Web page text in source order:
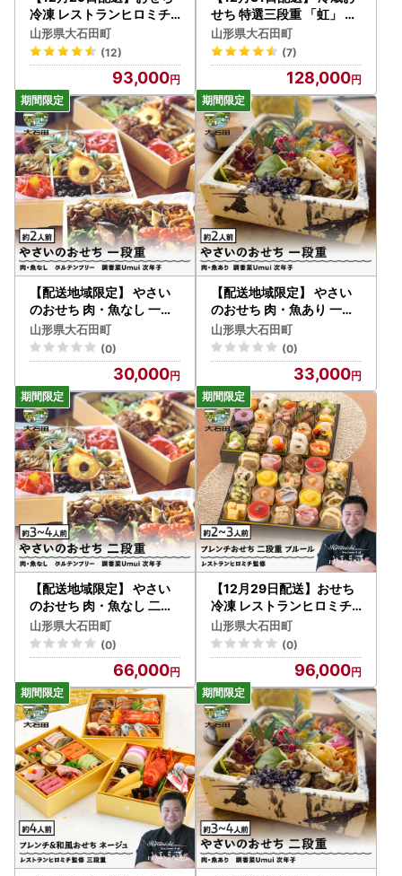
冷凍 レストランヒロミチ
監修 フレンチおせち ソレ
イユ 23品目 【大石田町発
足70周年記念】 rh-ocftx
山形県大石田町
(12)
93,000
せち 特選三段重 「虹」 約
3~4人前 40品目 aa-oclz
x
山形県大石田町
(7)
128,000
【配送地域限定】 やさい
のおせち 肉・魚なし 一段
重 2人前 ヴィーガン 調香
菜Umui ju-ocvxx1
山形県大石田町
(0)
30,000
【配送地域限定】 やさい
のおせち 肉・魚あり 一段
重 2人前 ノンヴィーガン
調香菜Umui ju-ocnvx1
山形県大石田町
(0)
33,000
【配送地域限定】 やさい
のおせち 肉・魚なし 二段
重 3人前 4人前 ヴィーガン
調香菜Umui ju-ocvxx2
山形県大石田町
(0)
66,000
【12月29日配送】おせち
冷凍 レストランヒロミチ
監修 フレンチおせち ＜フ
ルール＞ あわび やまがた
地鶏 洋風 27品 約2~3人前
重箱 お節 支援 【大石田町
発足70周年記念】rh-ocfc
f
山形県大石田町
(0)
96,000